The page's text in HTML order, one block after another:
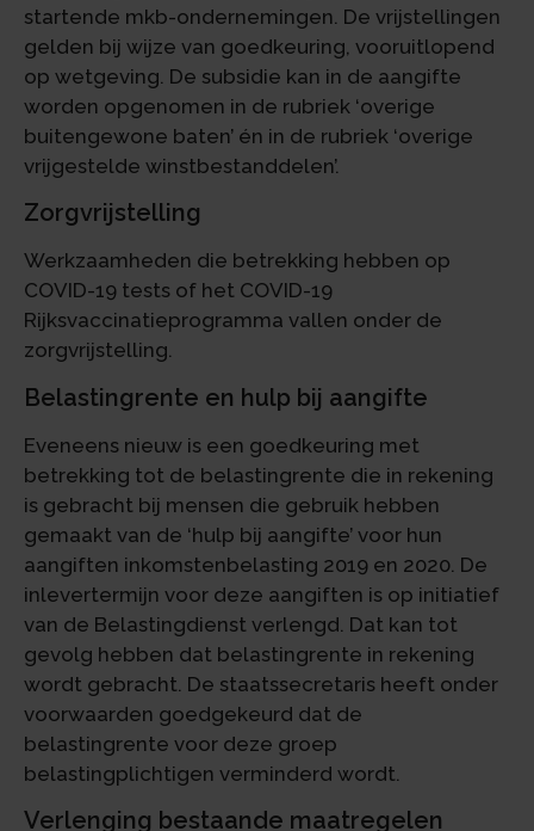
startende mkb-ondernemingen. De vrijstellingen
gelden bij wijze van goedkeuring, vooruitlopend
op wetgeving. De subsidie kan in de aangifte
worden opgenomen in de rubriek ‘overige
buitengewone baten’ én in de rubriek ‘overige
vrijgestelde winstbestanddelen’.
Zorgvrijstelling
Werkzaamheden die betrekking hebben op
COVID-19 tests of het COVID-19
Rijksvaccinatieprogramma vallen onder de
zorgvrijstelling.
Belastingrente en hulp bij aangifte
Eveneens nieuw is een goedkeuring met
betrekking tot de belastingrente die in rekening
is gebracht bij mensen die gebruik hebben
gemaakt van de ‘hulp bij aangifte’ voor hun
aangiften inkomstenbelasting 2019 en 2020. De
inlevertermijn voor deze aangiften is op initiatief
van de Belastingdienst verlengd. Dat kan tot
gevolg hebben dat belastingrente in rekening
wordt gebracht. De staatssecretaris heeft onder
voorwaarden goedgekeurd dat de
belastingrente voor deze groep
belastingplichtigen verminderd wordt.
Verlenging bestaande maatregelen